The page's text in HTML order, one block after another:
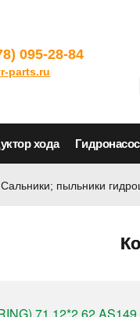
095-28-84
parts.ru
хода
Сальники; пыльники